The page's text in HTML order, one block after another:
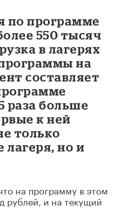
по программе
550 тысяч
в лагерях
на
составляет
раза больше
к ней
только
лагеря, но и
на программу в этом
рублей, и на текущий